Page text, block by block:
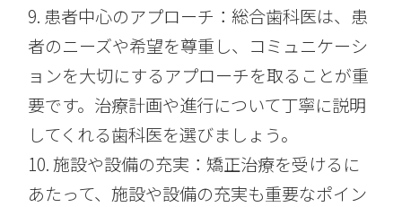
9. 患者中心のアプローチ：総合歯科医は、患
者のニーズや希望を尊重し、コミュニケーシ
ョンを大切にするアプローチを取ることが重
要です。治療計画や進行について丁寧に説明
してくれる歯科医を選びましょう。
10. 施設や設備の充実：矯正治療を受けるに
あたって、施設や設備の充実も重要なポイン